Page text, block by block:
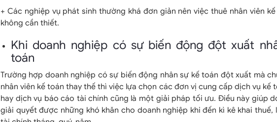
+ Các nghiệp vụ phát sinh thường khá đơn giản nên việc thuê nhân viên
không cần thiết.
Khi doanh nghiệp có sự biến động đột xuất
toán
Trường hợp doanh nghiệp có sự biến động nhân sự kế toán đột xuất mà
nhân viên kế toán thay thế thì việc lựa chọn các đơn vị cung cấp dịch vụ kế
hay dịch vụ báo cáo tài chính cũng là một giải pháp tối ưu. Điều này giúp
giải quyết được những khó khăn cho doanh nghiệp khi đến kì kê khai thuế,